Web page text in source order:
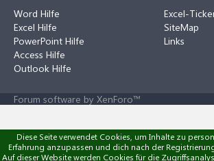
Word Hilfe
Excel Hilfe
PowerPoint Hilfe
Access Hilfe
Outlook Hilfe
Excel-
SiteMap
Links
Forum software by XenForo™
Diese Seite verwendet Cookies, um Inhalte zu
Erfahrung anzupassen und dich nach der
Auf dieser Website werden Cookies für die